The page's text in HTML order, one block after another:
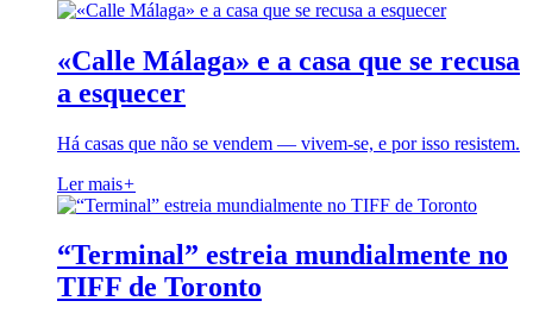
«Calle Málaga» e a casa que se recusa
a esquecer
Há casas que não se vendem — vivem-se, e por isso resistem.
Ler mais+
“Terminal” estreia mundialmente no
TIFF de Toronto